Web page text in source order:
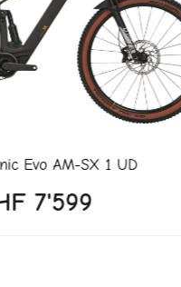
Evo AM-SX 1 UD
7'599